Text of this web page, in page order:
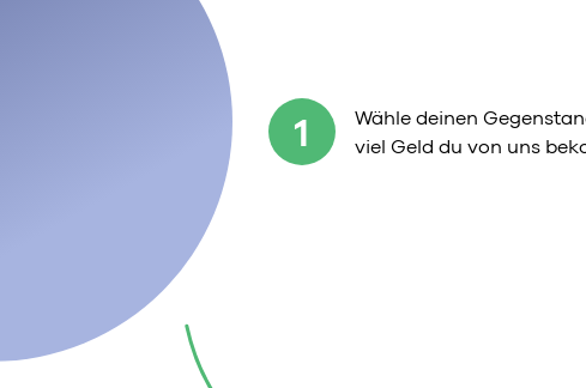
1
Wähle deinen
viel Geld du von uns